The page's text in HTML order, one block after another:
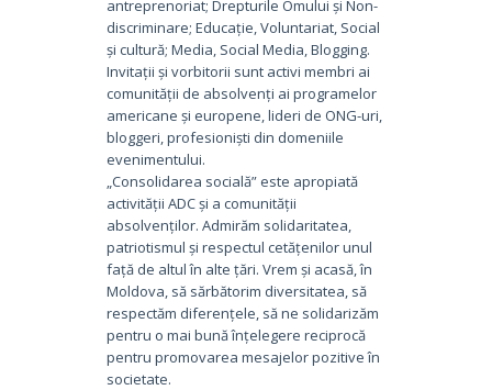
antreprenoriat; Drepturile Omului și Non-
discriminare; Educație, Voluntariat, Social
și cultură; Media, Social Media, Blogging.
Invitații și vorbitorii sunt activi membri ai
comunității de absolvenți ai programelor
americane și europene, lideri de ONG-uri,
bloggeri, profesioniști din domeniile
evenimentului.
„Consolidarea socială” este apropiată
activității ADC și a comunității
absolvenților. Admirăm solidaritatea,
patriotismul și respectul cetățenilor unul
față de altul în alte țări. Vrem și acasă, în
Moldova, să sărbătorim diversitatea, să
respectăm diferențele, să ne solidarizăm
pentru o mai bună înțelegere reciprocă
pentru promovarea mesajelor pozitive în
societate.